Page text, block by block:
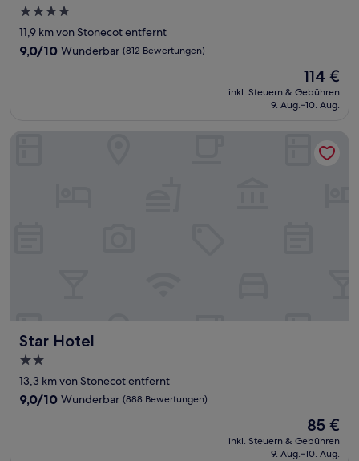
4.0-
Sterne-
Unterkunft
11,9 km von Stonecot entfernt
9.0
9,0/10 Wunderbar (812 Bewertungen)
Der
Preis
beträgt
114 €
inkl. Steuern & Gebühren
9. Aug.–10. Aug.
Star Hotel
Star Hotel
2.0-
Sterne-
Unterkunft
13,3 km von Stonecot entfernt
9.0
9,0/10 Wunderbar (888 Bewertungen)
Der
Preis
beträgt
85 €
inkl. Steuern & Gebühren
9. Aug.–10. Aug.
Star Hotel